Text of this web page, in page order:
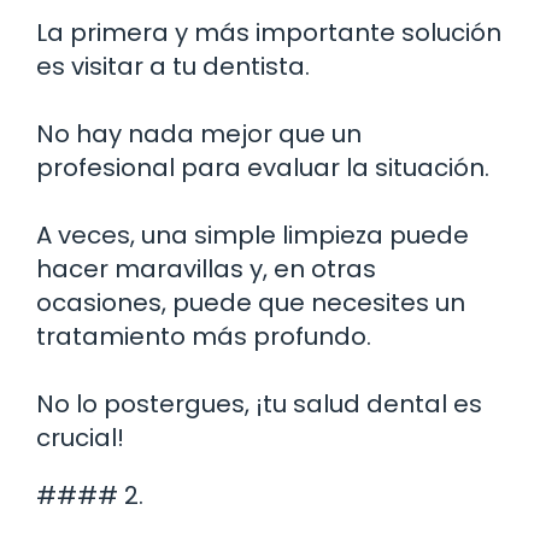
La primera y más importante solución
es visitar a tu dentista.
No hay nada mejor que un
profesional para evaluar la situación.
A veces, una simple limpieza puede
hacer maravillas y, en otras
ocasiones, puede que necesites un
tratamiento más profundo.
No lo postergues, ¡tu salud dental es
crucial!
#### 2.